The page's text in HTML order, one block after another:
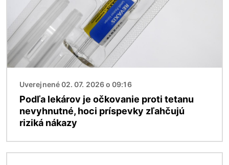
Uverejnené 02. 07. 2026 o 09:16
Podľa lekárov je očkovanie proti tetanu
nevyhnutné, hoci príspevky zľahčujú
riziká nákazy